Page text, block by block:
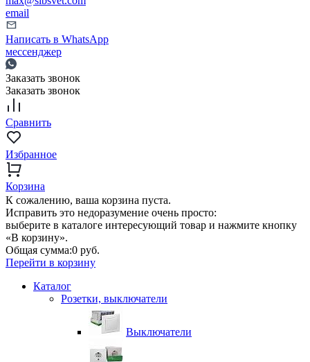
email
Написать в WhatsApp
мессенджер
Заказать звонок
Заказать звонок
Сравнить
Избранное
Корзина
К сожалению, ваша корзина пуста.
Исправить это недоразумение очень просто:
выберите в каталоге интересующий товар и нажмите кнопку
«В корзину».
Общая сумма:0 руб.
Перейти в корзину
Каталог
Розетки, выключатели
Выключатели